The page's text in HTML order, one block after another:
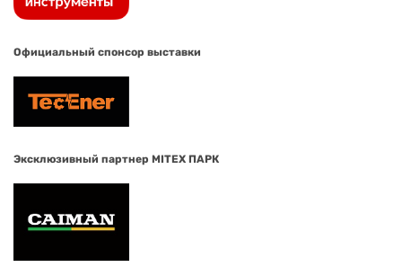
Официальный спонсор выставки
Эксклюзивный партнер MITEX ПАРК